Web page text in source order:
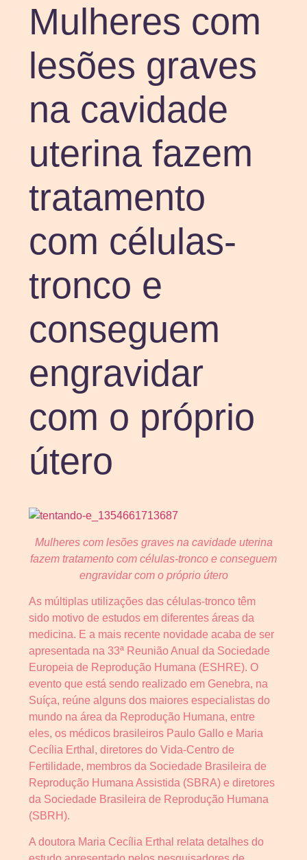
Mulheres com
lesões graves
na cavidade
uterina fazem
tratamento
com células-
tronco e
conseguem
engravidar
com o próprio
útero
Mulheres com lesões graves na cavidade uterina
fazem tratamento com células-tronco e conseguem
engravidar com o próprio útero
As múltiplas utilizações das células-tronco têm
sido motivo de estudos em diferentes áreas da
medicina. E a mais recente novidade acaba de ser
apresentada na 33ª Reunião Anual da Sociedade
Europeia de Reprodução Humana (ESHRE). O
evento que está sendo realizado em Genebra, na
Suíça, reúne alguns dos maiores especialistas do
mundo na área da Reprodução Humana, entre
eles, os médicos brasileiros Paulo Gallo e Maria
Cecília Erthal, diretores do Vida-Centro de
Fertilidade, membros da Sociedade Brasileira de
Reprodução Humana Assistida (SBRA) e diretores
da Sociedade Brasileira de Reprodução Humana
(SBRH).
A doutora Maria Cecília Erthal relata detalhes do